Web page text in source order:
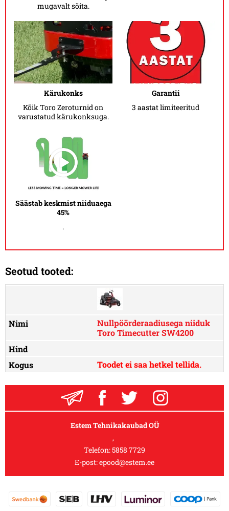
mugavalt sõita.
Kärukonks
Kõik Toro Zeroturnid on
varustatud kärukonksuga.
Garantii
3 aastat limiteeritud
Säästab keskmist niiduaega
45%
.
Seotud tooted:
Nullpöörderaadiusega niiduk
Toro Timecutter SW4200
Toodet ei saa hetkel tellida.
Estem Tehnikakaubad OÜ
,
Telefon:5858 7729
E-post:epood@estem.ee